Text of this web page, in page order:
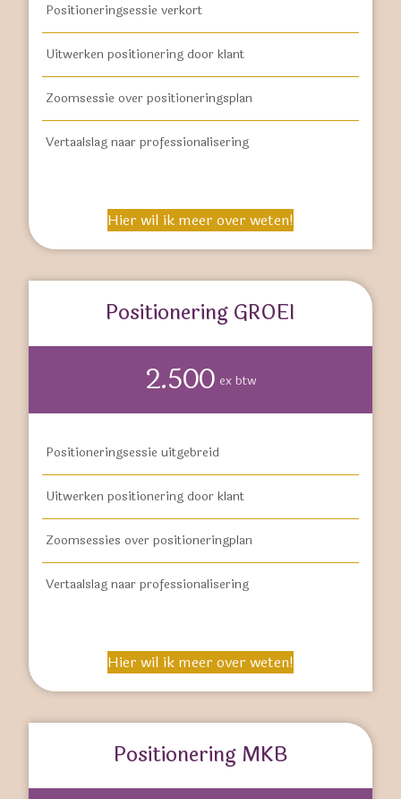
Positioneringsessie verkort
Uitwerken positionering door klant
Zoomsessie over positioneringsplan
Vertaalslag naar professionalisering
Hier wil ik meer over weten!
Positionering GROEI
2.500 ex btw
Positioneringsessie uitgebreid
Uitwerken positionering door klant
Zoomsessies over positioneringplan
Vertaalslag naar professionalisering
Hier wil ik meer over weten!
Positionering MKB